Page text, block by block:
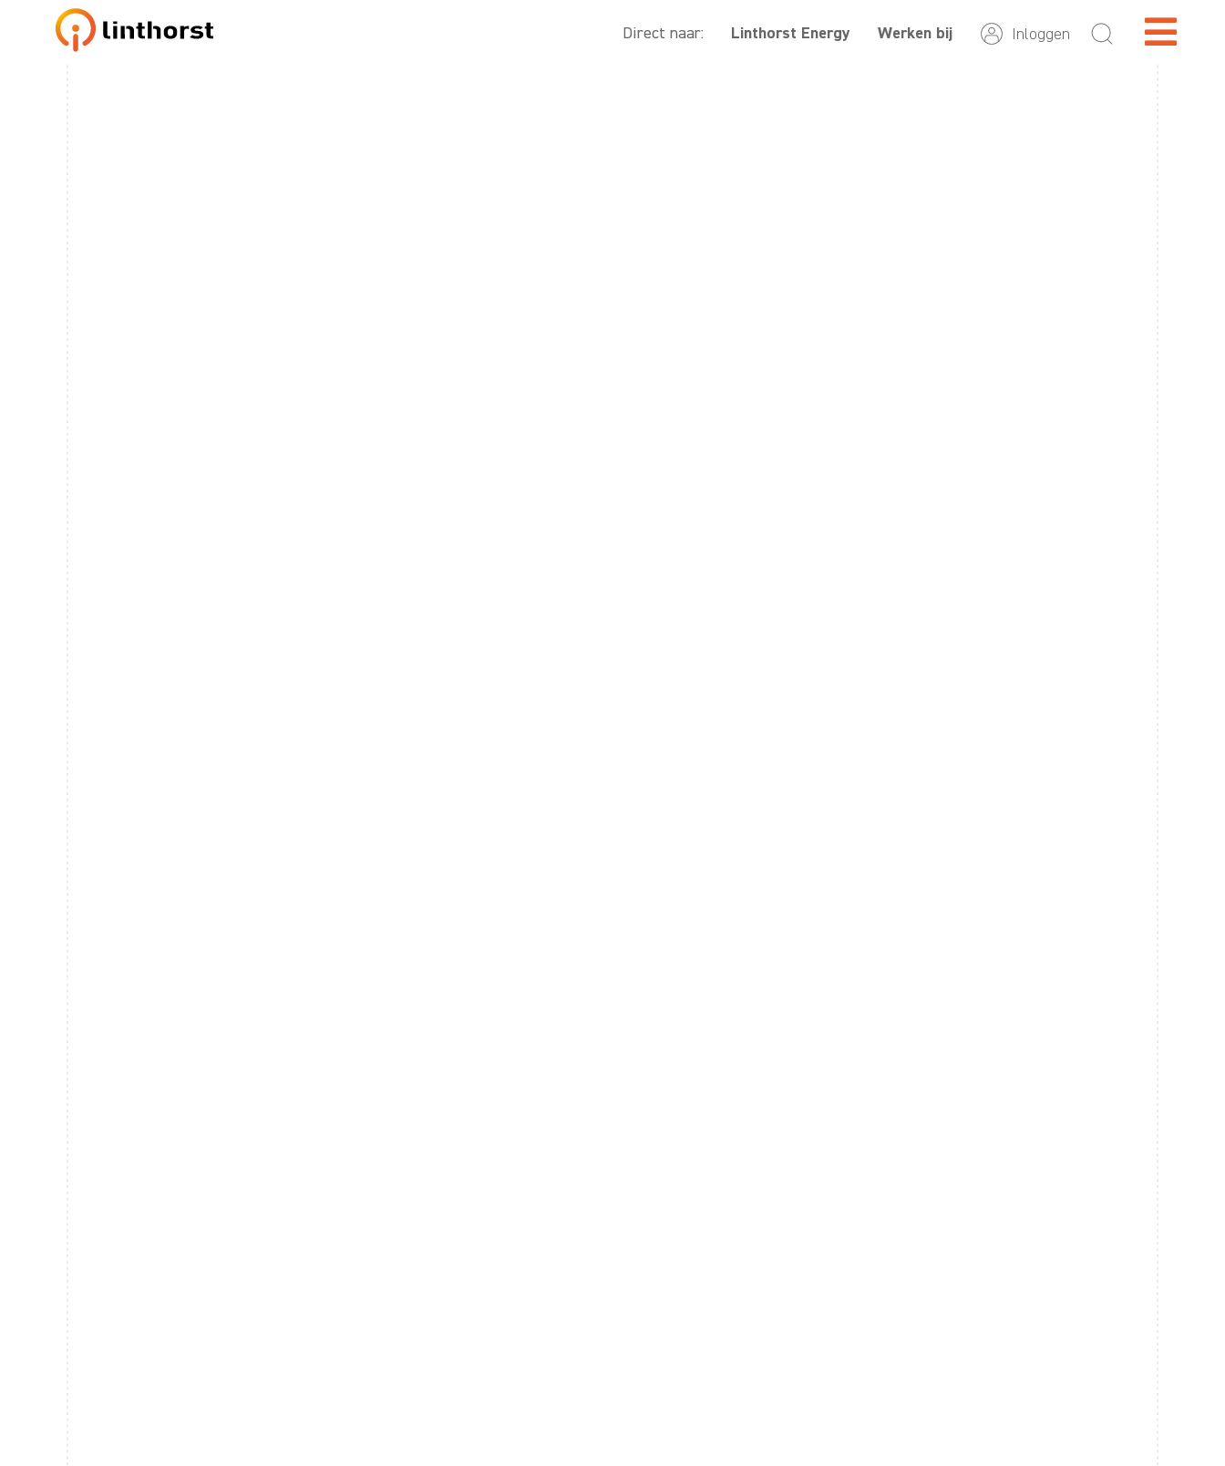
Direct naar: Linthorst Energy Werken bij Inloggen